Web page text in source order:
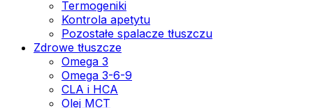
Termogeniki
Kontrola apetytu
Pozostałe spalacze tłuszczu
Zdrowe tłuszcze
Omega 3
Omega 3-6-9
CLA i HCA
Olej MCT